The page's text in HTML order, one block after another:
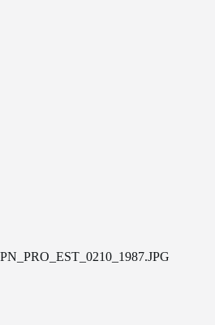
PN_PRO_EST_0210_1987.JPG